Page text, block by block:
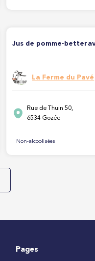
Jus de pomme-
La Ferme du Pavé
Rue de Thuin 50,
6534 Gozée
Non-alcoolisées
Pages